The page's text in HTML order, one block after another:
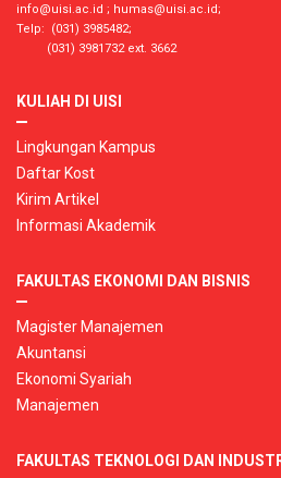
info@uisi.ac.id ; humas@uisi.ac.id;
Telp: (031) 3985482;
(031) 3981732 ext. 3662
KULIAH DI UISI
Lingkungan Kampus
Daftar Kost
Kirim Artikel
Informasi Akademik
FAKULTAS EKONOMI DAN BISNIS
Magister Manajemen
Akuntansi
Ekonomi Syariah
Manajemen
FAKULTAS TEKNOLOGI DAN